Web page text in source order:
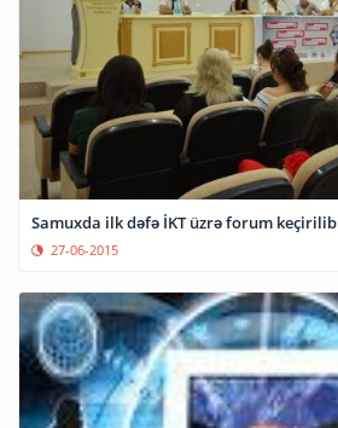
Samuxda ilk dəfə İKT üzrə forum keçirilib
27-06-2015